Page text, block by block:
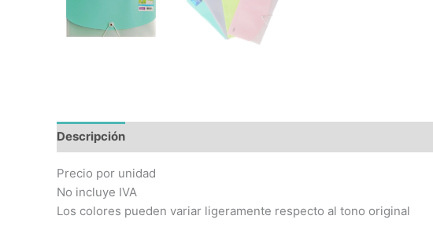
Descripción
Precio por unidad
No incluye IVA
Los colores pueden variar ligeramente respecto al tono original